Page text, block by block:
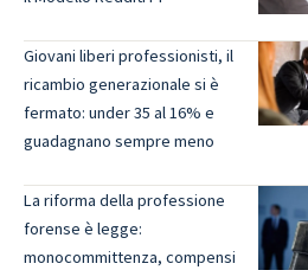
Giovani liberi professionisti, il
ricambio generazionale si è
fermato: under 35 al 16% e
guadagnano sempre meno
La riforma della professione
forense è legge:
monocommittenza, compensi